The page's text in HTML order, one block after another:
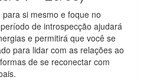
si mesmo e foque no
de introspecção ajudará
e permitirá que você se
para lidar com as relações ao
de se reconectar com